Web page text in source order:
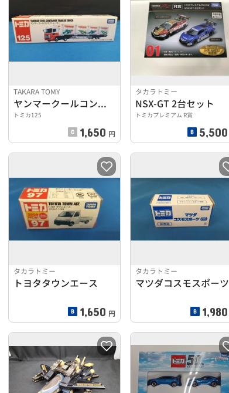
TAKARA TOMY
ヤンマークールコンテナトレーラー
トミカ125
1,650 円
タカラトミー
NSX-GT 2台セット
トミカプレミアム R賞
5,500
タカラトミー
トヨタタウンエース
1,650 円
タカラトミー
マツダコスモスポーツ
1,980